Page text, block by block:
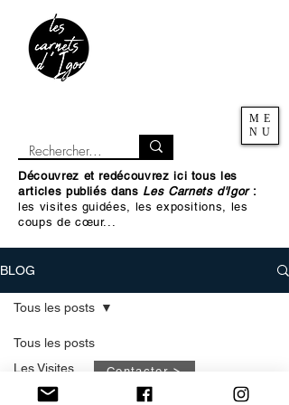
ME
NU
Découvrez et redécouvrez ici tous les
articles publiés dans Les Carnets d'Igor :
les visites guidées, les expositions, les
coups de cœur...
BLOG
Tous les posts
Les Visites
patrimoine
Tous les posts
Contacter
© 2023 par Design de vie.